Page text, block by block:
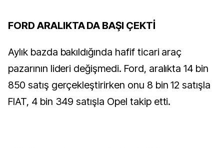
FORD ARALIKTA DA BAŞI ÇEKTİ
Aylık bazda bakıldığında hafif ticari araç
pazarının lideri değişmedi. Ford, aralıkta 14 bin
850 satış gerçekleştirirken onu 8 bin 12 satışla
FIAT, 4 bin 349 satışla Opel takip etti.